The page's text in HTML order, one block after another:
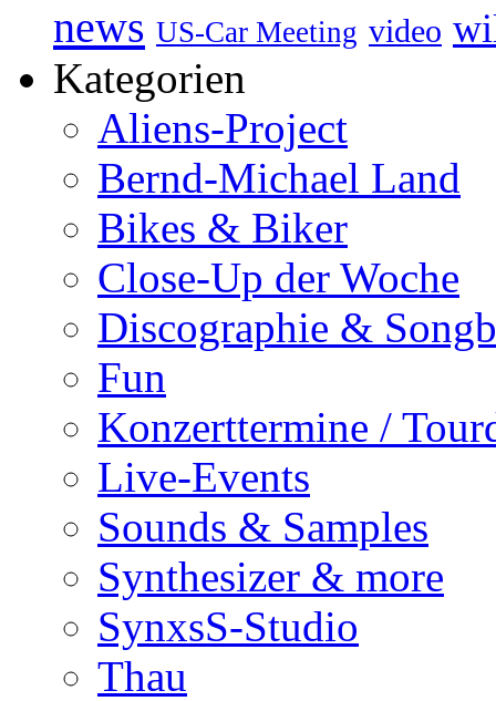
news US-Car Meeting video
Kategorien
Aliens-Project
Bernd-Michael Land
Bikes & Biker
Close-Up der Woche
Discographie &
Fun
Konzerttermine /
Live-Events
Sounds & Samples
Synthesizer & more
SynxsS-Studio
Thau